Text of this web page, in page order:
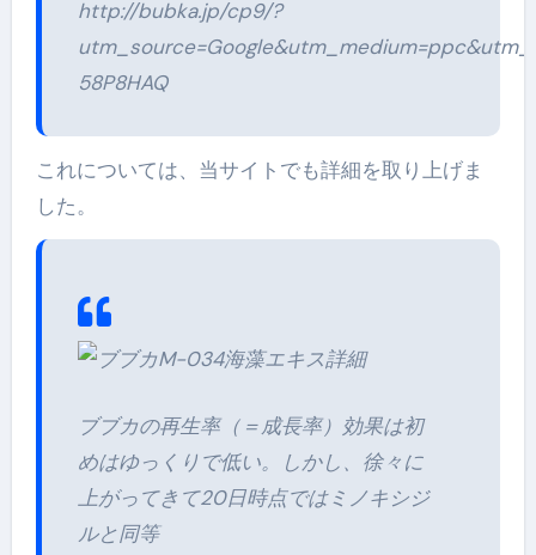
http://bubka.jp/cp9/?
58P8HAQ
これについては、当サイトでも詳細を取り上げま
した。
ブブカの再生率（＝成長率）効果は初
めはゆっくりで低い。しかし、徐々に
上がってきて20日時点ではミノキシジ
ルと同等